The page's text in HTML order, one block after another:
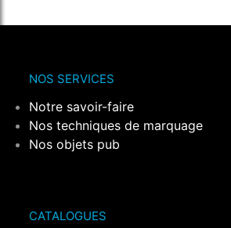
NOS SERVICES
Notre savoir-faire
Nos techniques de marquage
Nos objets pub
CATALOGUES